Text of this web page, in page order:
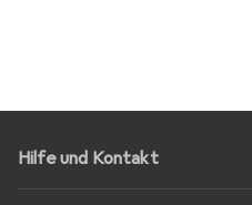
Hilfe und Kontakt